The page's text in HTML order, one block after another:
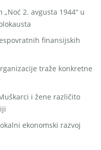
2. avgusta 1944“ u
finansijskih
traže konkretne
i žene različito
ekonomski razvoj